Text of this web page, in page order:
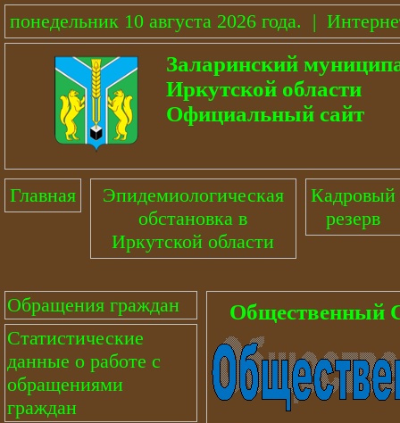
понедельник 10 августа 2026 года. |
Заларинский
Иркутской области
Официальный сайт
Главная
Эпидемиологическая
обстановка в
Иркутской области
Кадровый
резерв
Обращения граждан
Статистические
данные о работе с
обращениями
граждан
Общественный